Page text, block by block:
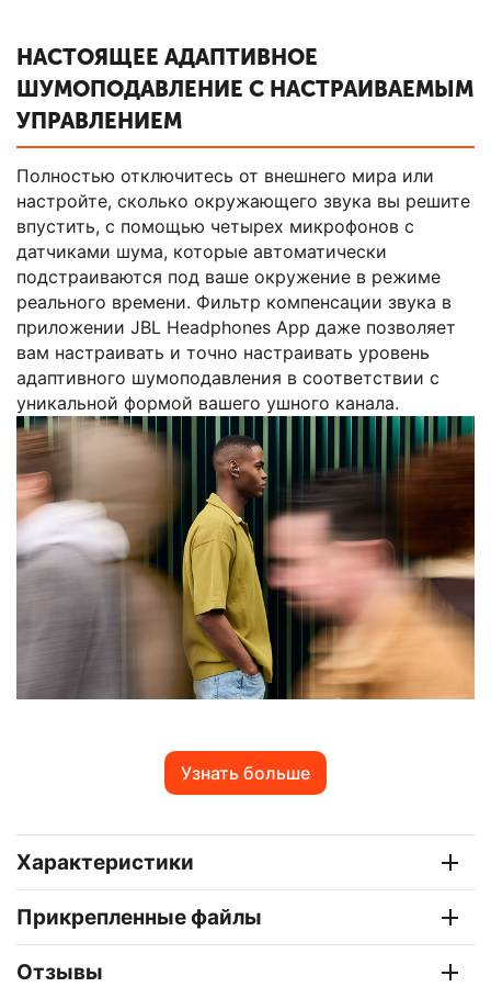
НАСТОЯЩЕЕ АДАПТИВНОЕ
ШУМОПОДАВЛЕНИЕ С НАСТРАИВАЕМЫМ
УПРАВЛЕНИЕМ
Полностью отключитесь от внешнего мира или
настройте, сколько окружающего звука вы решите
впустить, с помощью четырех микрофонов с
датчиками шума, которые автоматически
подстраиваются под ваше окружение в режиме
реального времени. Фильтр компенсации звука в
приложении JBL Headphones App даже позволяет
вам настраивать и точно настраивать уровень
адаптивного шумоподавления в соответствии с
уникальной формой вашего ушного канала.
Узнать больше
Характеристики
Прикрепленные файлы
Отзывы